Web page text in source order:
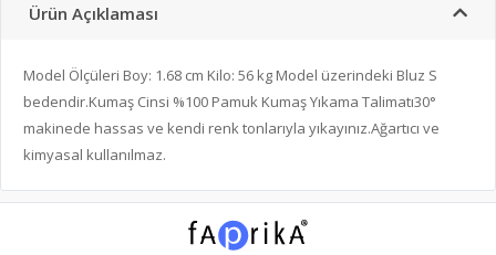
Ürün Açıklaması
Model Ölçüleri Boy: 1.68 cm Kilo: 56 kg Model üzerindeki Bluz S
bedendir.Kumaş Cinsi %100 Pamuk Kumaş Yıkama Talimatı30°
makinede hassas ve kendi renk tonlarıyla yıkayınız.Ağartıcı ve
kimyasal kullanılmaz.